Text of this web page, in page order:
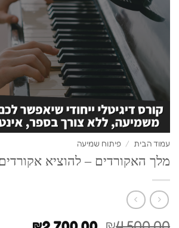
עמוד הבית / פיתוח שמיעה
מלך האקורדים – להוציא
₪
₪